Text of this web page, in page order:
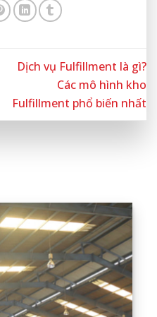
Dịch vụ Fulfillment là gì?
Các mô hình kho
Fulfillment phổ biến nhất